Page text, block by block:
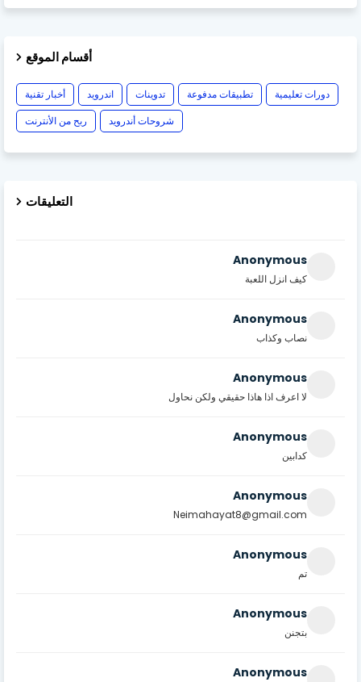
أقسام الموقع
أخبار تقنية اندرويد تدوينات تطبيقات مدفوعة
دورات تعليمية
ربح من الأنترنت
شروحات أندرويد
التعليقات
Anonymous
كيف انزل اللعبة
Anonymous
نصاب وكذاب
Anonymous
لا اعرف اذا هاذا حقيقي ولكن نحاول
Anonymous
كدابين
Anonymous
Neimahayat8@gmail.com
Anonymous
تم
Anonymous
بتجنن
Anonymous